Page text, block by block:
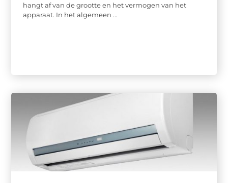
hangt af van de grootte en het vermogen van het
apparaat. In het algemeen ...